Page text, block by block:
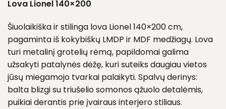
Lova Lionel 140×200
Šiuolaikiška ir stilinga lova Lionel 140×200 cm,
pagaminta iš kokybiškų LMDP ir MDF medžiagų. Lova
turi metalinį grotelių rėmą, papildomai galima
užsakyti patalynės dėžę, kuri suteiks daugiau vietos
jūsų miegamojo tvarkai palaikyti. Spalvų derinys:
balta blizgi su triušelio somonos ąžuolo detalėmis,
puikiai derantis prie įvairaus interjero stiliaus.